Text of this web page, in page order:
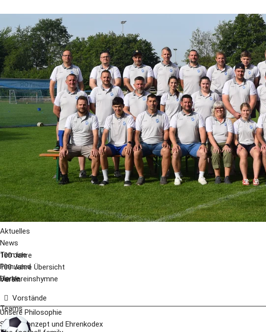
Aktuelles
News
Termine
Pinnwand
Home
100 Jahre
100 Jahre Übersicht
Die Vereinshymne
Verein
Vorstände
Unsere Philosophie
Schutzkonzept und Ehrenkodex
Teams